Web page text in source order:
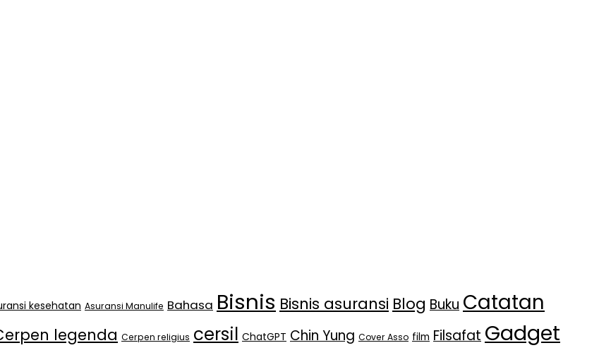
kesehatan Asuransi Manulife Bahasa Bisnis Bisnis asuransi Blog Buku Catatan
legenda Cerpen religius cersil ChatGPT Chin Yung Cover Asso film Filsafat Gadget